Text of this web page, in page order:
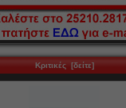
Κριτικές [δείτε]